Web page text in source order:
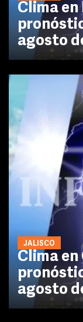
Clima en
agosto
JALISCO
Clima en
agosto